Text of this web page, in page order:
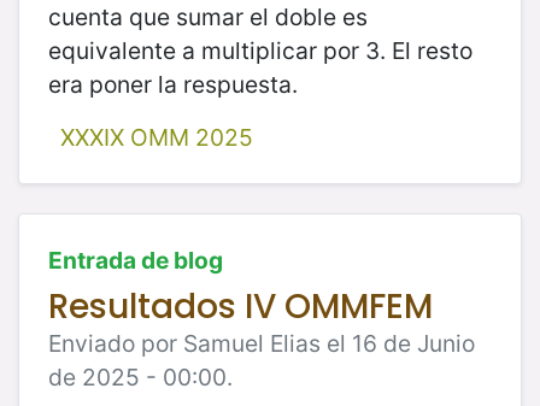
cuenta que sumar el doble es
equivalente a multiplicar por 3. El resto
era poner la respuesta.
XXXIX OMM 2025
Entrada de blog
Resultados IV OMMFEM
Enviado por Samuel Elias el 16 de Junio
de 2025 - 00:00.